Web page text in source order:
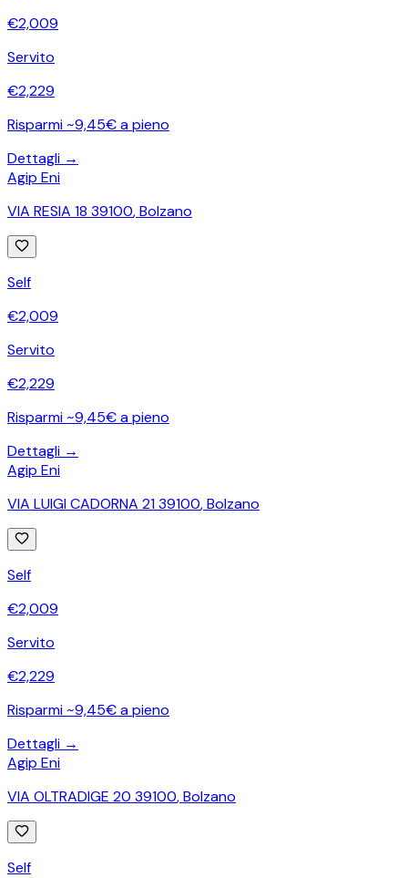
€2,009
Servito
€2,229
Risparmi ~9,45€ a pieno
Dettagli →
Agip Eni
VIA RESIA 18 39100,Bolzano
Self
€2,009
Servito
€2,229
Risparmi ~9,45€ a pieno
Dettagli →
Agip Eni
VIA LUIGI CADORNA 21 39100,Bolzano
Self
€2,009
Servito
€2,229
Risparmi ~9,45€ a pieno
Dettagli →
Agip Eni
VIA OLTRADIGE 20 39100,Bolzano
Self